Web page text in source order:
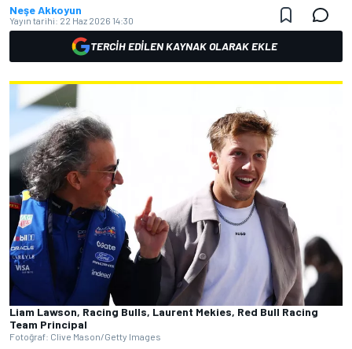
Neşe Akkoyun
Yayın tarihi: 22 Haz 2026 14:30
TERCIH EDILEN KAYNAK OLARAK EKLE
Liam Lawson, Racing Bulls, Laurent Mekies, Red Bull Racing
Team Principal
Fotoğraf: Clive Mason/Getty Images